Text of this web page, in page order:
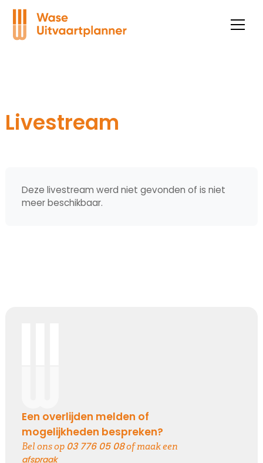
Livestream
Deze livestream werd niet gevonden of is niet
meer beschikbaar.
Een overlijden melden of
mogelijkheden bespreken?
Bel ons op 03 776 05 08of maak een
afspraak